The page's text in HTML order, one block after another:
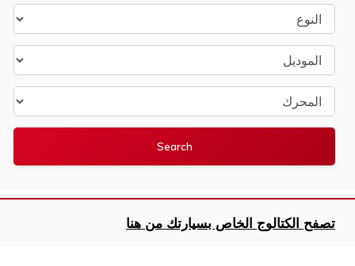
الموديل
المحرك
تصفح الكتالوج الخاص بسيارتك من هنا